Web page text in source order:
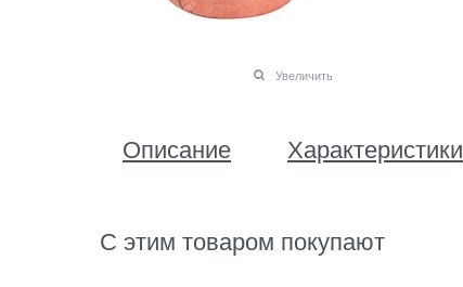
Увеличить
Описание Характеристики
С этим товаром покупают